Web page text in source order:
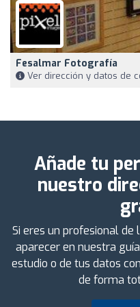
Fesalmar Fotografía
Ver dirección y datos de
Añade tu
nuestro
Si eres un profesional
aparecer en nuestra
estudio o de tus datos
de forma